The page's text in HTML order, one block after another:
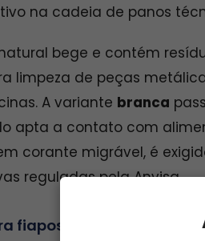
na cadeia de panos
bege e contém
limpeza de peças
A variante branca
apta a contato com
corante migrável, é
reguladas pela Anvisa.
fiapos demais?